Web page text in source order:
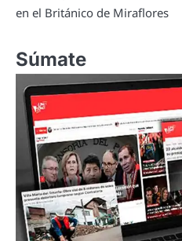
en el Británico de Miraflores
Súmate